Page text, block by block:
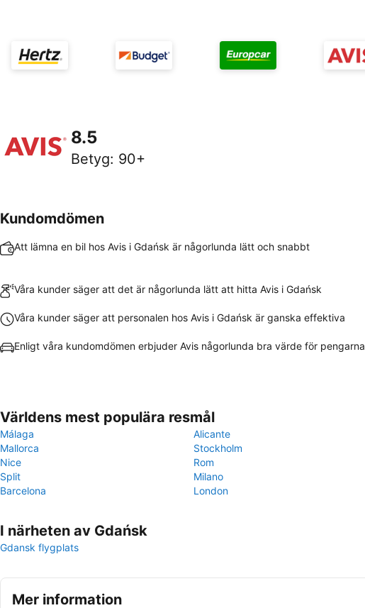
8.5
Betyg: 90+
Kundomdömen
Att lämna en bil hos Avis i Gdańsk är någorlunda lätt och snabbt
Våra kunder säger att det är någorlunda lätt att hitta Avis i Gdańsk
Våra kunder säger att personalen hos Avis i Gdańsk är ganska effektiva
Enligt våra kundomdömen erbjuder Avis någorlunda bra värde för pengarna
Världens mest populära resmål
Málaga
Alicante
Mallorca
Stockholm
Nice
Rom
Split
Milano
Barcelona
London
I närheten av Gdańsk
Gdansk flygplats
Mer information